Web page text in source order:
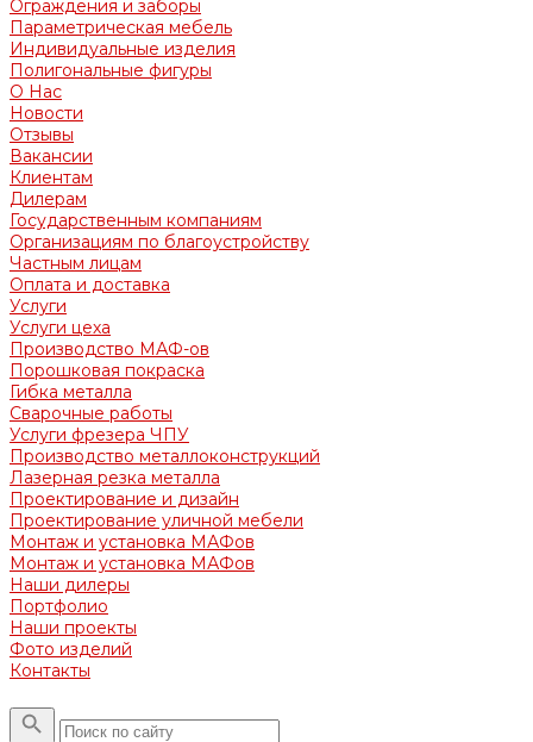
Ограждения и заборы
Параметрическая мебель
Индивидуальные изделия
Полигональные фигуры
О Нас
Новости
Отзывы
Вакансии
Клиентам
Дилерам
Государственным компаниям
Организациям по благоустройству
Частным лицам
Оплата и доставка
Услуги
Услуги цеха
Производство МАФ-ов
Порошковая покраска
Гибка металла
Сварочные работы
Услуги фрезера ЧПУ
Производство металлоконструкций
Лазерная резка металла
Проектирование и дизайн
Проектирование уличной мебели
Монтаж и установка МАФов
Монтаж и установка МАФов
Наши дилеры
Портфолио
Наши проекты
Фото изделий
Контакты